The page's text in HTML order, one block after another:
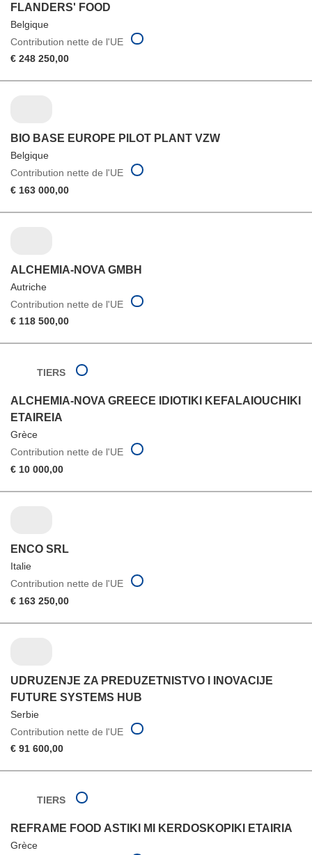
FLANDERS' FOOD
Belgique
Contribution nette de l'UE
€ 248 250,00
BIO BASE EUROPE PILOT PLANT VZW
Belgique
Contribution nette de l'UE
€ 163 000,00
ALCHEMIA-NOVA GMBH
Autriche
Contribution nette de l'UE
€ 118 500,00
TIERS
ALCHEMIA-NOVA GREECE IDIOTIKI KEFALAIOUCHIKI
ETAIREIA
Grèce
Contribution nette de l'UE
€ 10 000,00
ENCO SRL
Italie
Contribution nette de l'UE
€ 163 250,00
UDRUZENJE ZA PREDUZETNISTVO I INOVACIJE
FUTURE SYSTEMS HUB
Serbie
Contribution nette de l'UE
€ 91 600,00
TIERS
REFRAME FOOD ASTIKI MI KERDOSKOPIKI ETAIRIA
Grèce